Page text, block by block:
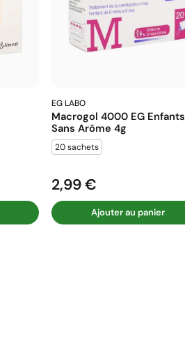
EG LABO
Macrogol 4000 EG Enfants
Sans Arôme 4g
20 sachets
Prix
2,99 €
Ajouter au panier